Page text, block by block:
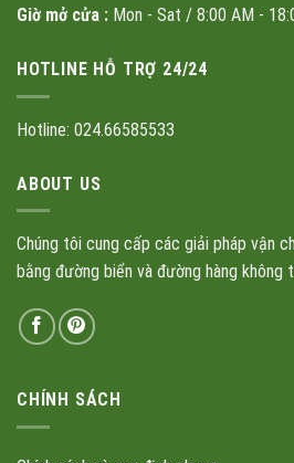
Giờ mở cửa : Mon - Sat / 8:00 AM -
HOTLINE HỖ TRỢ 24/24
Hotline: 024.66585533
ABOUT US
Chúng tôi cung cấp các giải pháp vận
bằng đường biển và đường hàng không
CHÍNH SÁCH